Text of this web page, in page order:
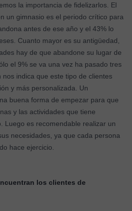
la importancia de fidelizarlos. El
un gimnasio es el periodo crítico para
antes de ese año y el 43% lo
Cuanto mayor es su antigüedad,
hay de que abandone su lugar de
el 9% se va una vez ha pasado tres
indica que este tipo de clientes
y más personalizada. Un
buena forma de empezar para que
y las actividades que tiene
Luego es recomendable realizar un
necesidades, ya que cada persona
hace ejercicio.
los clientes de